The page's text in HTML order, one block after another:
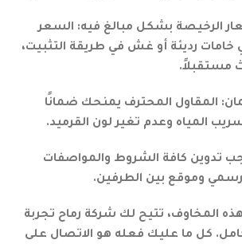
الرخيصة بشكل مبالغ فيه: السعر
خامات رديئة أو غش في طريقة التثبيت،
مستقبلاً.
المقاول المحترف يمنحك ضمانًا
المياه وعدم تغير لون القرميد.
تدوين كافة الشروط والمواصفات
وموقع بين الطرفين.
المخاوف، تتيح لك شركة رماح تجربة
كل ما عليك فعله هو الاتصال على